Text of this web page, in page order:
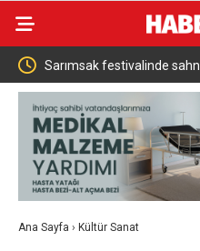
festivalinde sahne alan
unutulmaz bir gece yaşattı
Ana Sayfa › Kültür Sanat